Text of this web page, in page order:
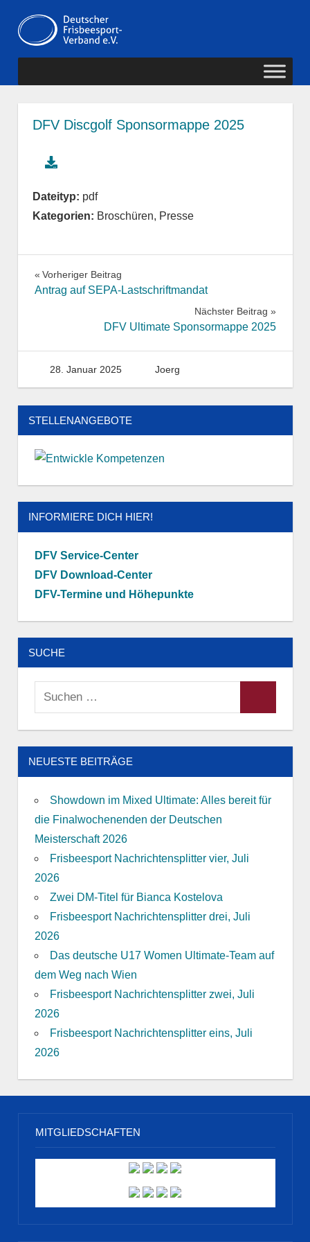
Inhalt
springen
Frisbeesport-
Verband
DFV Discgolf Sponsormappe 2025
Dateityp: pdf
Kategorien: Broschüren, Presse
Beitragsnavigation
Vorheriger Beitrag
Antrag auf SEPA-Lastschriftmandat
Nächster Beitrag
DFV Ultimate Sponsormappe 2025
28. Januar 2025 Joerg
STELLENANGEBOTE
INFORMIERE DICH HIER!
DFV Service-Center
DFV Download-Center
DFV-Termine und Höhepunkte
SUCHE
Suchen
NEUESTE BEITRÄGE
Showdown im Mixed Ultimate: Alles bereit für
die Finalwochenenden der Deutschen
Meisterschaft 2026
Frisbeesport Nachrichtensplitter vier, Juli
2026
Zwei DM-Titel für Bianca Kostelova
Frisbeesport Nachrichtensplitter drei, Juli
2026
Das deutsche U17 Women Ultimate-Team auf
dem Weg nach Wien
Frisbeesport Nachrichtensplitter zwei, Juli
2026
Frisbeesport Nachrichtensplitter eins, Juli
2026
MITGLIEDSCHAFTEN